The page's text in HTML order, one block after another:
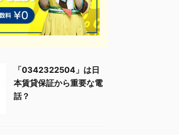
「0342322504」は日
本賃貸保証から重要な電
話？